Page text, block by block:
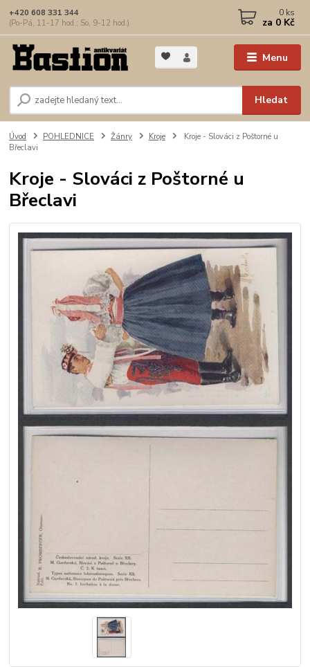
Menu
Hledat
+420 608 331 344
(Po-Pá, 11-17 hod.; So, 9-12 hod.)
0 ks
za 0 Kč
Úvod POHLEDNICE Žánry Kroje
Kroje - Slováci z Poštorné u
Břeclavi
Kroje - Slováci z Poštorné u
Břeclavi